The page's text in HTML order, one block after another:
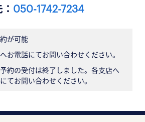
050-1742-7234
が可能
お電話にてお問い合わせください。
約の受付は終了しました。各支店へ
てお問い合わせください。